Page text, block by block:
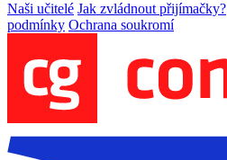
Naši učitelé Jak zvládnout přijímačky?
podmínky Ochrana soukromí